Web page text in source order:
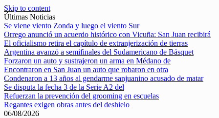
Skip to content
Últimas Noticias
Se viene viento Zonda y luego el viento Sur
Orrego anunció un acuerdo histórico con Vicuña: San Juan recibirá
El oficialismo retira el capítulo de extranjerización de tierras
Argentina avanzó a semifinales del Sudamericano de Básquet
Forzaron un auto y sustrajeron un arma en Médano de
Encontraron en San Juan un auto que robaron en otra
Condenaron a 13 años al gendarme sanjuanino acusado de matar
Se disputa la fecha 3 de la Serie A2 del
Refuerzan la prevención del grooming en escuelas
Regantes exigen obras antes del deshielo
06/08/2026